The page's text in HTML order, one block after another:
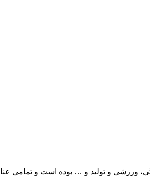
آموزشی، فرهنگی، ورزشی و تولید و … بوده است و